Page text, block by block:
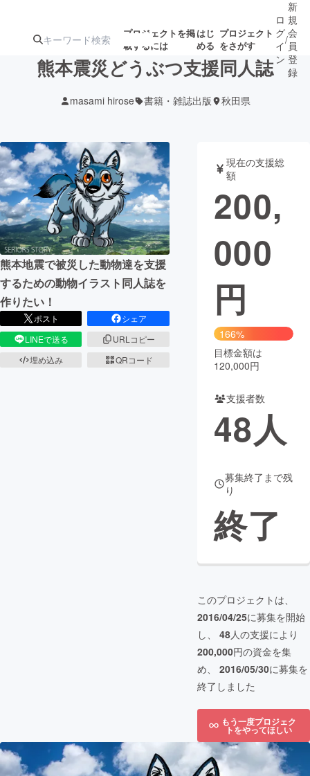
プロジェクトを掲
載するには
はじ
める
プロジェクト
をさがす
アート・写真
テクノロジー・ガジェット ゲーム・サ
映像・映画 書籍・雑誌
まちづくり・地域活性化
コミュニティ
ロ
グ
イ
ン
/
新
規
会
員
登
録
熊本震災どうぶつ支援同人誌
masami hirose 書籍・雑誌出版 秋田県
熊本地震で被災した動物達を支援
するための動物イラスト同人誌を
作りたい！
ポスト
シェア
LINEで送る
URLコピー
埋め込み
QRコード
現在の支援総
額
200,
000
円
166%
目標金額は
120,000円
支援者数
48人
募集終了まで残
り
終了
このプロジェクトは、
2016/04/25に募集を開始
し、 48人の支援により
200,000円の資金を集
め、 2016/05/30に募集を
終了しました
もう一度プロジェク
トをやってほしい